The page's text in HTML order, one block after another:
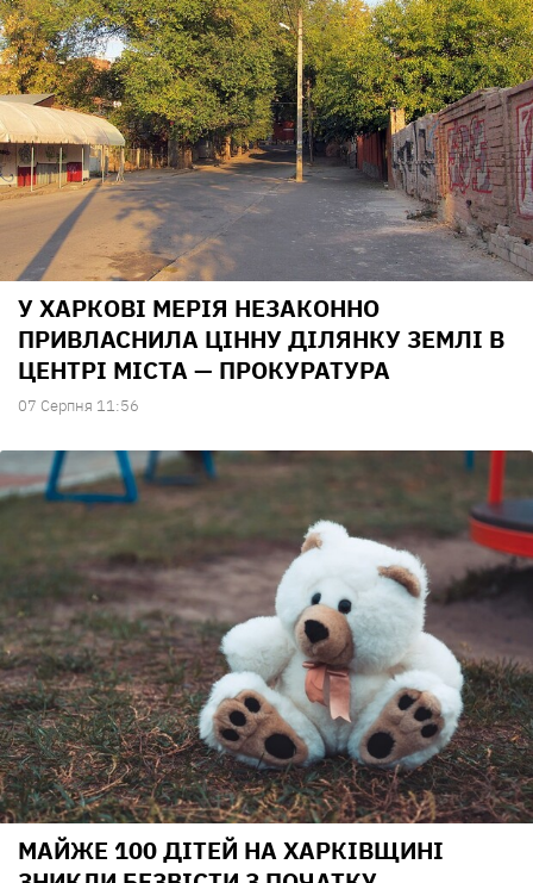
У ХАРКОВІ МЕРІЯ НЕЗАКОННО
ПРИВЛАСНИЛА ЦІННУ ДІЛЯНКУ ЗЕМЛІ В
ЦЕНТРІ МІСТА — ПРОКУРАТУРА
07 Серпня 11:56
МАЙЖЕ 100 ДІТЕЙ НА ХАРКІВЩИНІ